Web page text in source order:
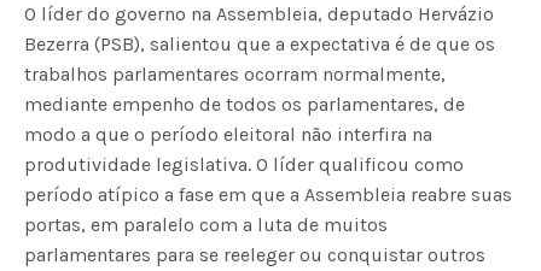
O líder do governo na Assembleia, deputado Hervázio
Bezerra (PSB), salientou que a expectativa é de que os
trabalhos parlamentares ocorram normalmente,
mediante empenho de todos os parlamentares, de
modo a que o período eleitoral não interfira na
produtividade legislativa. O líder qualificou como
período atípico a fase em que a Assembleia reabre suas
portas, em paralelo com a luta de muitos
parlamentares para se reeleger ou conquistar outros